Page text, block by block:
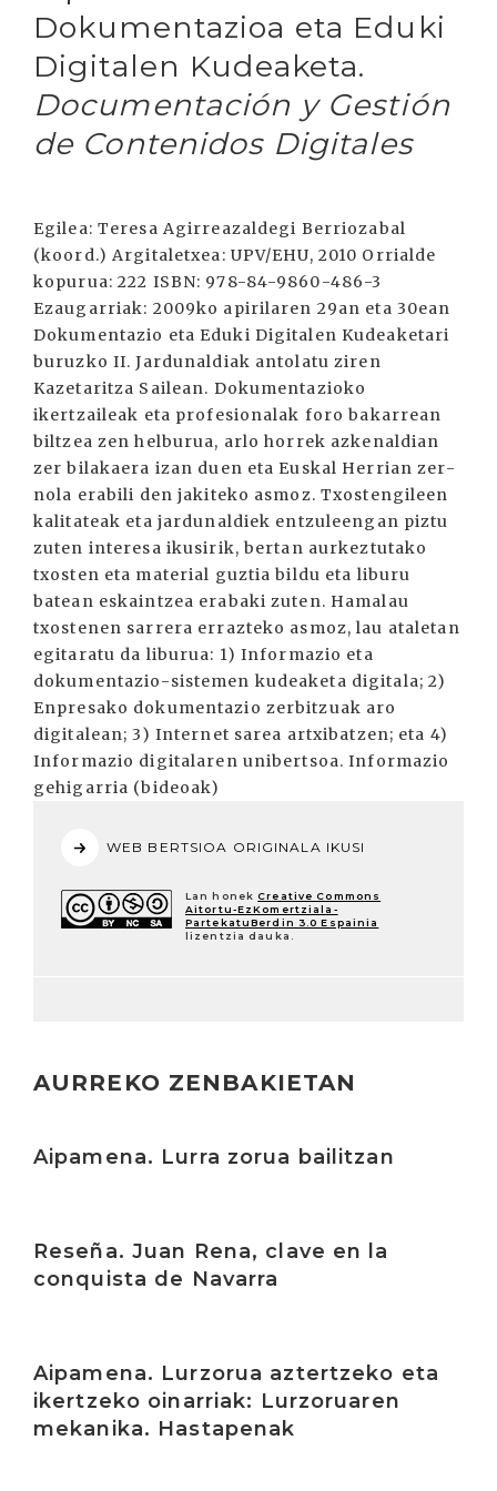
Dokumentazioa eta Eduki
Digitalen Kudeaketa.
Documentación y Gestión
de Contenidos Digitales
Egilea: Teresa Agirreazaldegi Berriozabal
(koord.) Argitaletxea: UPV/EHU, 2010 Orrialde
kopurua: 222 ISBN: 978-84-9860-486-3
Ezaugarriak: 2009ko apirilaren 29an eta 30ean
Dokumentazio eta Eduki Digitalen Kudeaketari
buruzko II. Jardunaldiak antolatu ziren
Kazetaritza Sailean. Dokumentazioko
ikertzaileak eta profesionalak foro bakarrean
biltzea zen helburua, arlo horrek azkenaldian
zer bilakaera izan duen eta Euskal Herrian zer-
nola erabili den jakiteko asmoz. Txostengileen
kalitateak eta jardunaldiek entzuleengan piztu
zuten interesa ikusirik, bertan aurkeztutako
txosten eta material guztia bildu eta liburu
batean eskaintzea erabaki zuten. Hamalau
txostenen sarrera errazteko asmoz, lau ataletan
egitaratu da liburua: 1) Informazio eta
dokumentazio-sistemen kudeaketa digitala; 2)
Enpresako dokumentazio zerbitzuak aro
digitalean; 3) Internet sarea artxibatzen; eta 4)
Informazio digitalaren unibertsoa. Informazio
gehigarria (bideoak)
WEB BERTSIOA ORIGINALA IKUSI
Lan honek Creative Commons
Aitortu-EzKomertziala-
PartekatuBerdin 3.0 Espainia
lizentzia dauka.
AURREKO ZENBAKIETAN
Aipamena. Lurra zorua bailitzan
Reseña. Juan Rena, clave en la
conquista de Navarra
Aipamena. Lurzorua aztertzeko eta
ikertzeko oinarriak: Lurzoruaren
mekanika. Hastapenak